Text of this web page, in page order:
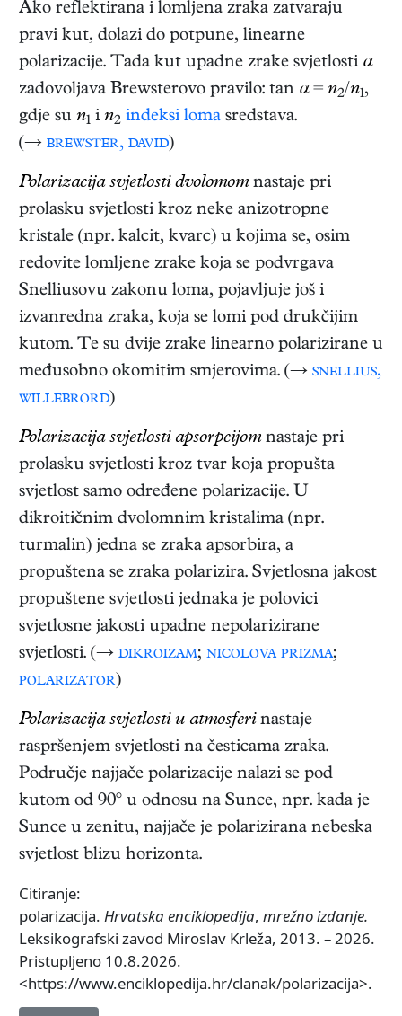
Ako reflektirana i lomljena zraka zatvaraju
pravi kut, dolazi do potpune, linearne
polarizacije. Tada kut upadne zrake svjetlosti α
zadovoljava Brewsterovo pravilo: tan α= n2/n1,
gdje su n1 i n2 indeksi loma sredstava.
(→ brewster, david)
Polarizacija svjetlosti dvolomomnastaje pri
prolasku svjetlosti kroz neke anizotropne
kristale (npr. kalcit, kvarc) u kojima se, osim
redovite lomljene zrake koja se podvrgava
Snelliusovu zakonu loma, pojavljuje još i
izvanredna zraka, koja se lomi pod drukčijim
kutom. Te su dvije zrake linearno polarizirane u
međusobno okomitim smjerovima. (→ snellius,
willebrord)
Polarizacija svjetlosti apsorpcijomnastaje pri
prolasku svjetlosti kroz tvar koja propušta
svjetlost samo određene polarizacije. U
dikroitičnim dvolomnim kristalima (npr.
turmalin) jedna se zraka apsorbira, a
propuštena se zraka polarizira. Svjetlosna jakost
propuštene svjetlosti jednaka je polovici
svjetlosne jakosti upadne nepolarizirane
svjetlosti. (→ dikroizam; nicolova prizma;
polarizator)
Polarizacija svjetlosti u atmosferinastaje
raspršenjem svjetlosti na česticama zraka.
Područje najjače polarizacije nalazi se pod
kutom od 90° u odnosu na Sunce, npr. kada je
Sunce u zenitu, najjače je polarizirana nebeska
svjetlost blizu horizonta.
Citiranje:
polarizacija. Hrvatska enciklopedija, mrežno izdanje.
Leksikografski zavod Miroslav Krleža, 2013. – 2026.
Pristupljeno 10.8.2026.
<https://www.enciklopedija.hr/clanak/polarizacija>.